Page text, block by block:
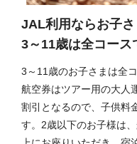
JAL利用ならお子さ
3～11歳は全コース
3～11歳のお子さまは全
航空券はツアー用の大人
割引となるので、子供料
す。2歳以下のお子様は